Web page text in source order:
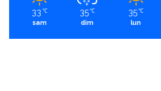
33 ℃
sam
35 ℃
dim
35 ℃
lun